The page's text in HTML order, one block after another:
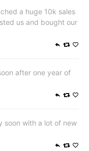
a huge 10k sales
us and bought our
after one year of
soon with a lot of new